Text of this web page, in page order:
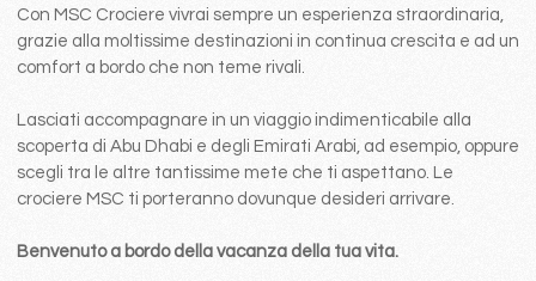
Con MSC Crociere vivrai sempre un esperienza straordinaria,
grazie alla moltissime destinazioni in continua crescita e ad un
comfort a bordo che non teme rivali.
Lasciati accompagnare in un viaggio indimenticabile alla
scoperta di Abu Dhabi e degli Emirati Arabi, ad esempio, oppure
scegli tra le altre tantissime mete che ti aspettano. Le
crociere MSC ti porteranno dovunque desideri arrivare.
Benvenuto a bordo della vacanza della tua vita.